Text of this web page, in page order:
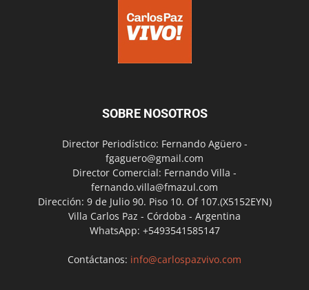
SOBRE NOSOTROS
Director Periodístico: Fernando Agüero -
fgaguero@gmail.com
Director Comercial: Fernando Villa -
fernando.villa@fmazul.com
Dirección: 9 de Julio 90. Piso 10. Of 107.(X5152EYN)
Villa Carlos Paz - Córdoba - Argentina
WhatsApp: +5493541585147
Contáctanos: info@carlospazvivo.com